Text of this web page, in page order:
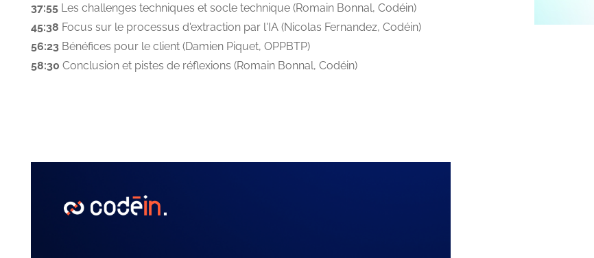
37:55 Les challenges techniques et socle technique (Romain Bonnal, Codéin)
45:38 Focus sur le processus d'extraction par l'IA (Nicolas Fernandez, Codéin)
56:23 Bénéfices pour le client (Damien Piquet, OPPBTP)
58:30 Conclusion et pistes de réflexions (Romain Bonnal, Codéin)